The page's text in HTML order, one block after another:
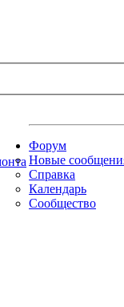
Форум
Новые
Справка
Календарь
Сообщество